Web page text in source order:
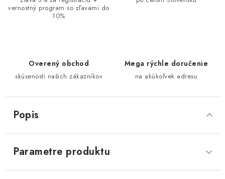
vernostný program so zľavami do
10%
Overený obchod
skúsenosti našich zákazníkov
Mega rýchle doručenie
na akúkoľvek adresu
Popis
Parametre produktu